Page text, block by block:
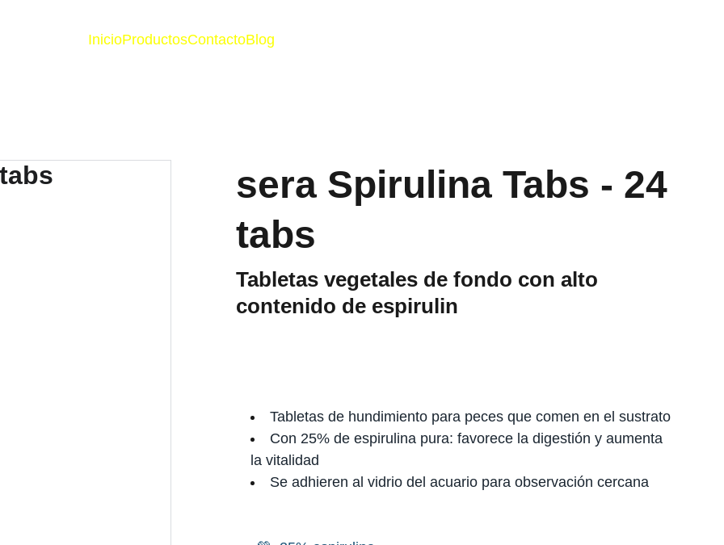
InicioProductosContactoBlog
sera Spirulina Tabs - 24
tabs
Tabletas vegetales de fondo con alto
contenido de espirulin
Tabletas de hundimiento para peces que comen en el sustrato
Con 25% de espirulina pura: favorece la digestión y aumenta
la vitalidad
Se adhieren al vidrio del acuario para observación cercana